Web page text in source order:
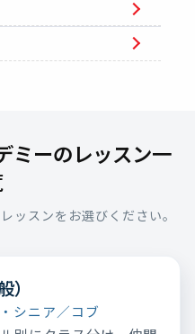
ミーのレッスン一
ッスンをお選びください。
シニア／コブ